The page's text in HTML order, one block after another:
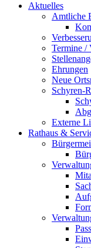
Aktuelles
Amtliche
Termine /
Ehrungen
Neue
Schyren-
Externe
Rathaus &